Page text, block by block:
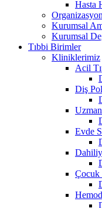
Hasta
Kurumsal
Kurumsal
Tıbbi Birimler
Kliniklerimiz
Acil
Diş
Evde
Çocuk